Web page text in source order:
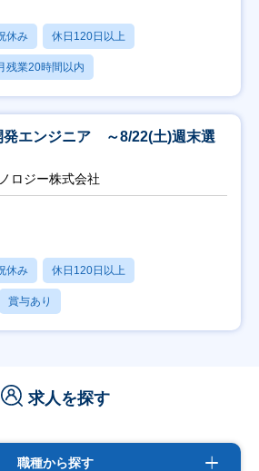
休み 休日120日以上
残業20時間以内
発エンジニア ～8/22(土)週末選
ロジー株式会社
休み 休日120日以上
賞与あり
求人を探す
職種から探す